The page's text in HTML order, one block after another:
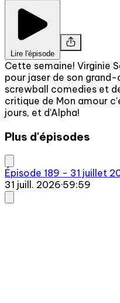
Lire l'épisode
Cette semaine! Virginie
pour jaser de son
screwball comedies et
critique de Mon amour
jours, et d'Alpha!
Plus d'épisodes
Épisode 189 - 31 juillet
31 juill. 2026·59:59